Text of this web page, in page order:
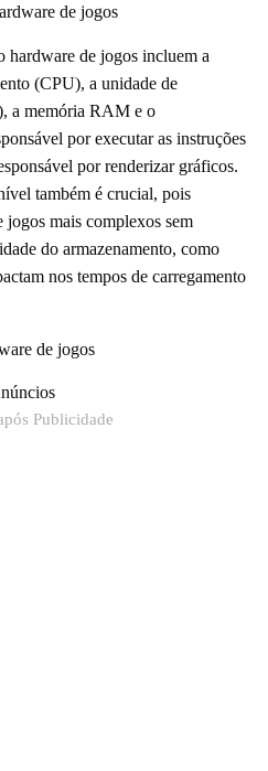
de jogos
hardware de jogos incluem a
(CPU), a unidade de
a memória RAM e o
por executar as instruções
por renderizar gráficos.
também é crucial, pois
jogos mais complexos sem
do armazenamento, como
nos tempos de carregamento
de jogos
Publicidade